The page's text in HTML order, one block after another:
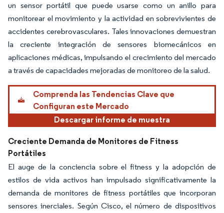
un sensor portátil que puede usarse como un anillo para
monitorear el movimiento y la actividad en sobrevivientes de
accidentes cerebrovasculares. Tales innovaciones demuestran
la creciente integración de sensores biomecánicos en
aplicaciones médicas, impulsando el crecimiento del mercado
a través de capacidades mejoradas de monitoreo de la salud.
Comprenda las Tendencias Clave que
Configuran este Mercado
Descargar informe de muestra
Creciente Demanda de Monitores de Fitness
Portátiles
El auge de la conciencia sobre el fitness y la adopción de
estilos de vida activos han impulsado significativamente la
demanda de monitores de fitness portátiles que incorporan
sensores inerciales. Según Cisco, el número de dispositivos